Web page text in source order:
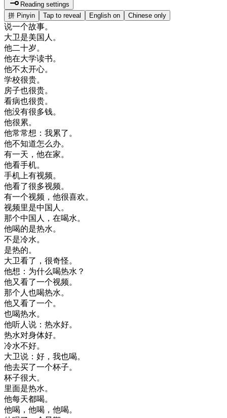
Reading settings
拼 Pinyin Tap to reveal English on Chinese only
说一个故事。
大卫是美国 人。
他二十岁。
他在大学读书。
他不太开心。
学校很贵。
房子也很贵。
看病也很贵。
他没有很多钱。
他很累。
他常常想 ： 我累了。
他不知道怎么办。
有一天 ， 他在家。
他看手机。
手机上有视频。
他看了很多视频。
有一个视频 ， 他很喜欢。
视频里是中国人。
那个中国人 ， 在喝水。
他喝的是热水。
不是冷水。
是热的。
大卫看了 ， 很奇怪。
他想 ： 为什么喝热水 ？
他又看了一个视频。
那个人也喝热水。
他又看了一个。
也喝热水。
他听人说 ： 热水好。
热水对身体好。
冷水不好。
大卫说 ： 好 ， 我也喝。
他去买了一个杯子。
杯子很大。
里面是热水。
他每天都喝。
他喝 ， 他喝 ， 他喝。